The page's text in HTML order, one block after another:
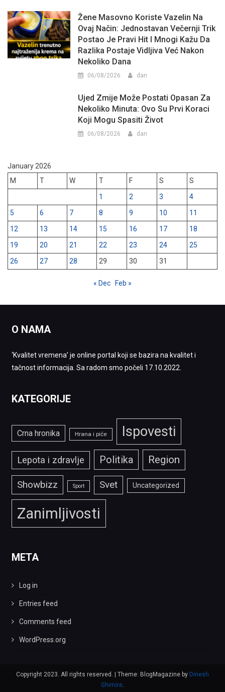
Žene Masovno Koriste Vazelin Na
Ovaj Način: Jednostavan Večernji Trik
Postao Je Pravi Hit I Mnogi Kažu Da
Razlika Postaje Vidljiva Već Nakon
Nekoliko Dana
06/08/2026 dan
Ujed Zmije Može Postati Opasan Za
Nekoliko Minuta: Ovo Su Prvi Koraci
Koji Mogu Spasiti Život
06/08/2026 dan
January 2026
M
T W T F S
S
1
2 3
4
5
6 7 8 9 10
11
12
13 14 15 16 17
18
19
20 21 22 23 24
25
26
27 28 29 30 31
« Dec Feb »
O NAMA
‘Kvalitet vremena’ je online portal koji se bazira na kvalitet i
tačnost informacija. Sa radom smo počeli 17.10.2022.
KATEGORIJE
Crna hronika Hrana i piće Ispovesti
Lepota i zdravlje Politika Region
Showbizz Sport Svet Uncategorized
Zanimljivosti
META
Log in
Entries feed
Comments feed
WordPress.org
Copyright 2023. All rights reserved. Theme: BlogMagazine by Dinesh
Ghimire.